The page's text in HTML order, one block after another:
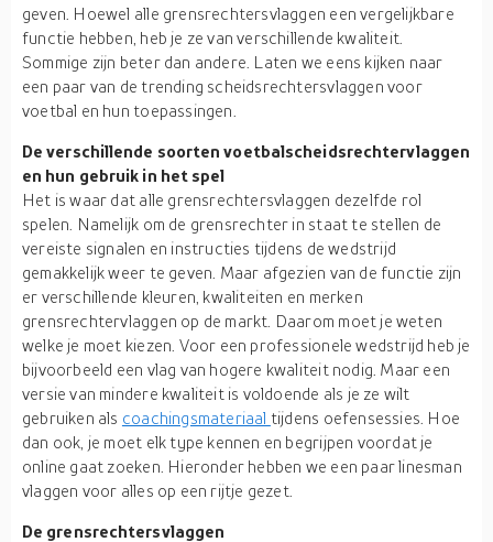
geven. Hoewel alle grensrechtersvlaggen een vergelijkbare
functie hebben, heb je ze van verschillende kwaliteit.
Sommige zijn beter dan andere. Laten we eens kijken naar
een paar van de trending scheidsrechtersvlaggen voor
voetbal en hun toepassingen.
De verschillende soorten voetbalscheidsrechtervlaggen
en hun gebruik in het spel
Het is waar dat alle grensrechtersvlaggen dezelfde rol
spelen. Namelijk om de grensrechter in staat te stellen de
vereiste signalen en instructies tijdens de wedstrijd
gemakkelijk weer te geven. Maar afgezien van de functie zijn
er verschillende kleuren, kwaliteiten en merken
grensrechtervlaggen op de markt. Daarom moet je weten
welke je moet kiezen. Voor een professionele wedstrijd heb je
bijvoorbeeld een vlag van hogere kwaliteit nodig. Maar een
versie van mindere kwaliteit is voldoende als je ze wilt
gebruiken als coachingsmateriaal tijdens oefensessies. Hoe
dan ook, je moet elk type kennen en begrijpen voordat je
online gaat zoeken. Hieronder hebben we een paar linesman
vlaggen voor alles op een rijtje gezet.
De grensrechtersvlaggen